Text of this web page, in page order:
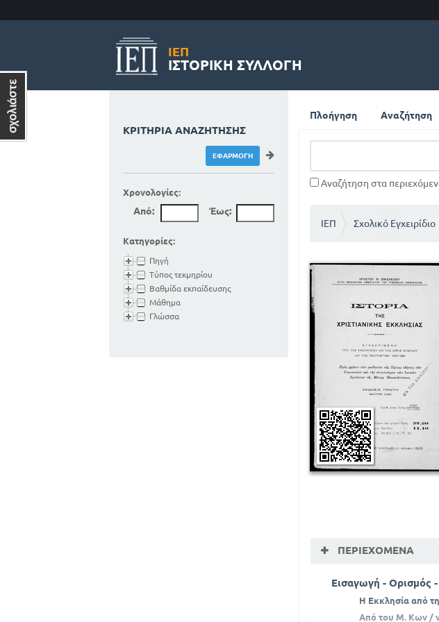
ΙΕΠ
ΙΣΤΟΡΙΚΉ ΣΥΛΛΟΓΉ
Πλοήγηση Αναζήτηση
Αναζήτηση στα
ΙΕΠ Σχολικό Εγχειρίδιο
ΠΕΡΙΕΧΌΜΕΝΑ
Εισαγωγή - Ορισμός -
Η Εκκλησία από
Από του Μ. Κων /
ΚΡΙΤΉΡΙΑ ΑΝΑΖΉΤΗΣΗΣ
Χρονολογίες:
Από: Έως:
Κατηγορίες:
Πηγή
Τύπος τεκμηρίου
Βαθμίδα εκπαίδευσης
Μάθημα
Γλώσσα